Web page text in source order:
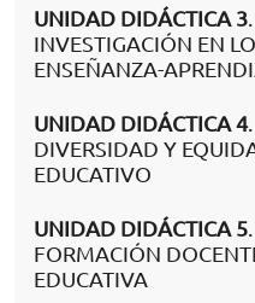
UNIDAD DIDÁCTICA 3
INVESTIGACIÓN EN
ENSEÑANZA-
UNIDAD DIDÁCTICA 4
DIVERSIDAD Y
EDUCATIVO
UNIDAD DIDÁCTICA 5
FORMACIÓN
EDUCATIVA